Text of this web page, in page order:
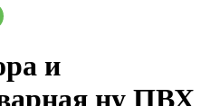
и
ну ПВХ